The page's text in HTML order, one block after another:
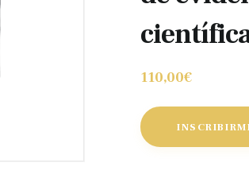
110,00€